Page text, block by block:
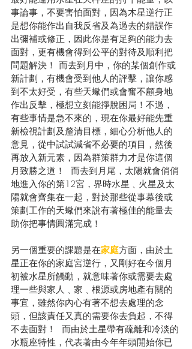
事論事，不要害怕面對，因為木星逆行正
是想你能作出自我反省及為過去的錯誤作
出彌補或修正，因此你是有足夠的能力去
面對，更有機會得到公平的對待及順利把
問題解決！ 而去到月中，你的某個創作或
新計劃，有機會受到他人的評擊，讓你感
到不太好受，有些天蠍們或會奮不顧身地
作出反擊，極想立刻能掙脫困局！不過，
有些事情是急不來的，現在你最好能先重
新檢視計劃及釐清目標，細心分析他人的
意見，從中試試減省不必要的項目，然後
再放入新元素，因為群策群力才是你這個
月致勝之道！  而去到月尾，太陽就會俏俏
地進入你的第12宮，界時水星﹑火星及太
陽就會齊集在一起，對於那些從事幕後或
策劃工作的天蠍們來說有著極佳的能量去
助你把事情圓滿完成！
另一個重要的課題是在家庭方面，由於土
星正在你的家庭宮逆行，又剛好在今個月
初被水星所觸動，就意味著你或需要去處
理一些與家人﹑家﹑根源或房地產有關的
事宜，雖然你內心有著不想去處理的念
頭，但該責任又真的需要你去負起，不得
不去面對！  而由於土星帶有疏離和冷淡的
水瓶座特性，代表著由今年年頭開始你已